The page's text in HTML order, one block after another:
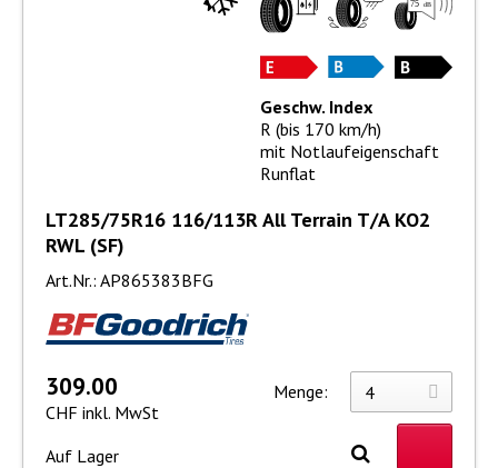
LT285/75R16 116/113R All Terrain T/A KO2
RWL (SF)
Art.Nr.: AP865383BFG
Geschw. Index
R (bis 170 km/h)
mit Notlaufeigenschaft
Runflat
309.00
CHF inkl. MwSt
Menge:
Auf Lager